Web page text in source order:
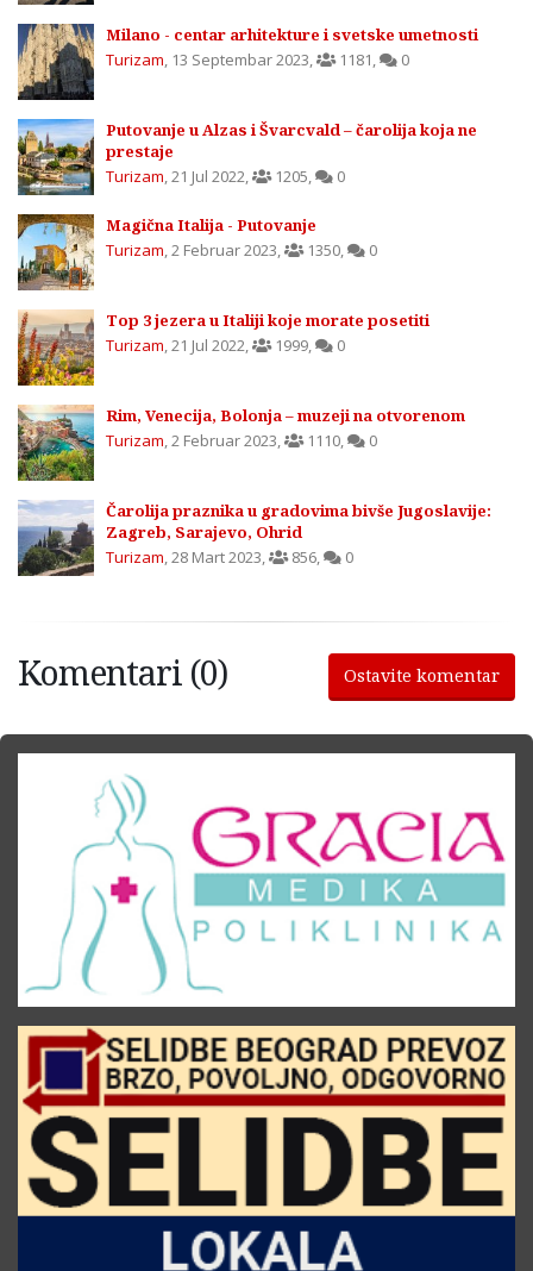
Milano - centar arhitekture i svetske umetnosti
Turizam, 13 Septembar 2023, 1181, 0
Putovanje u Alzas i Švarcvald – čarolija koja ne
prestaje
Turizam,21 Jul 2022, 1205, 0
Magična Italija - Putovanje
Turizam,2 Februar 2023, 1350, 0
Top 3 jezera u Italiji koje morate posetiti
Turizam,21 Jul 2022, 1999, 0
Rim, Venecija, Bolonja – muzeji na otvorenom
Turizam,2 Februar 2023, 1110, 0
Čarolija praznika u gradovima bivše Jugoslavije:
Zagreb, Sarajevo, Ohrid
Turizam,28 Mart 2023, 856, 0
Komentari (0) Ostavite komentar